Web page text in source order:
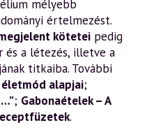
mélyebb
értelmezést.
kötetei pedig
és a létezés, illetve a
titkaiba. További
életmód alapjai;
; Gabonaételek – A
.